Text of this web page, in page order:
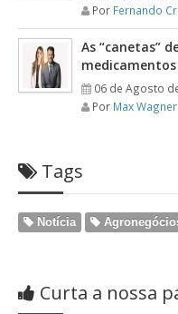
Por Fernando
As “canetas”
06 de Agosto
Por Max
Tags
Notícia
Curta a nossa